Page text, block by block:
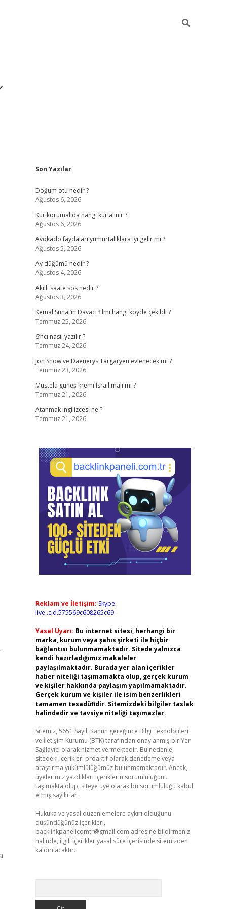
Sidebar
Son Yazılar
Doğum otu nedir ?
Ağustos 6, 2026
Kur korumalıda hangi kur alınır ?
Ağustos 6, 2026
Avokado faydaları yumurtalıklara iyi gelir mi ?
Ağustos 5, 2026
Ay düğümü nedir ?
Ağustos 4, 2026
Akıllı saate sos nedir ?
Ağustos 3, 2026
Kemal Sunal’ın Davacı filmi hangi köyde çekildi ?
Temmuz 25, 2026
6’ncı nasıl yazılır ?
Temmuz 24, 2026
Jon Snow ve Daenerys Targaryen evlenecek mi ?
Temmuz 23, 2026
Mustela güneş kremi İsrail malı mı ?
Temmuz 21, 2026
Atanmak ingilizcesi ne ?
Temmuz 21, 2026
Reklam ve İletişim: Skype:
live:.cid.575569c608265c69
Yasal Uyarı: Bu internet sitesi, herhangi bir
marka, kurum veya şahıs şirketi ile hiçbir
bağlantısı bulunmamaktadır. Sitede yalnızca
kendi hazırladığımız makaleler
paylaşılmaktadır. Burada yer alan içerikler
haber niteliği taşımamakta olup, gerçek kurum
ve kişiler hakkında paylaşım yapılmamaktadır.
Gerçek kurum ve kişiler ile isim benzerlikleri
tamamen tesadüfidir. Sitemizdeki bilgiler taslak
halindedir ve tavsiye niteliği taşımazlar.
Sitemiz, 5651 Sayılı Kanun gereğince Bilgi Teknolojileri
ve İletişim Kurumu (BTK) tarafından onaylanmış bir Yer
Sağlayıcı olarak hizmet vermektedir. Bu nedenle,
sitedeki içerikleri proaktif olarak denetleme veya
araştırma yükümlülüğümüz bulunmamaktadır. Ancak,
üyelerimiz yazdıkları içeriklerin sorumluluğunu
taşımakta olup, siteye üye olarak bu sorumluluğu kabul
etmiş sayılırlar.
Hukuka ve yasal düzenlemelere aykırı olduğunu
düşündüğünüz içerikleri,
backlinkpanelicomtr@gmail.com adresine bildirmeniz
halinde, ilgili içerikler yasal süre içerisinde sitemizden
kaldırılacaktır.
betcivdcasino giriş